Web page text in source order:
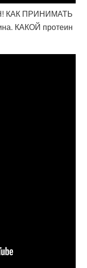
КАК ПРИНИМАТЬ
КАКОЙ протеин